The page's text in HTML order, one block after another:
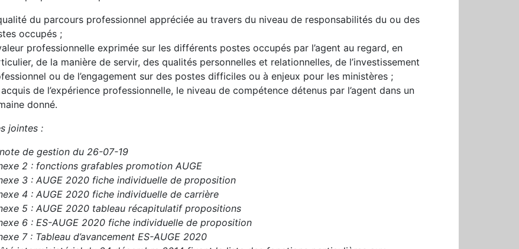
du parcours professionnel appréciée au travers du niveau de responsabilités du ou des
occupés ;
professionnelle exprimée sur les différents postes occupés par l’agent au regard, en
de la manière de servir, des qualités personnelles et relationnelles, de l’investissement
ou de l’engagement sur des postes difficiles ou à enjeux pour les ministères ;
de l’expérience professionnelle, le niveau de compétence détenus par l’agent dans un
donné.
jointes :
de gestion du 26-07-19
2 : fonctions grafables promotion AUGE
3 : AUGE 2020 fiche individuelle de proposition
4 : AUGE 2020 fiche individuelle de carrière
5 : AUGE 2020 tableau récapitulatif propositions
6 : ES-AUGE 2020 fiche individuelle de proposition
7 : Tableau d’avancement ES-AUGE 2020